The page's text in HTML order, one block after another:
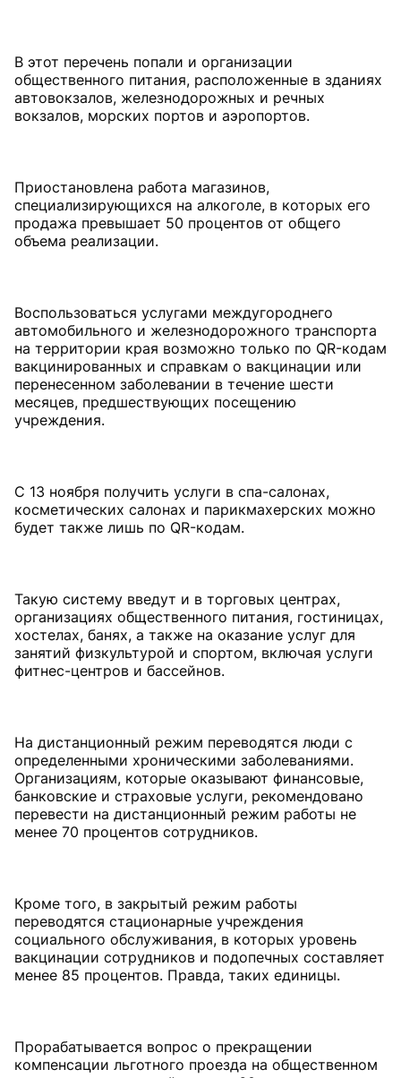
В этот перечень попали и организации
общественного питания, расположенные в зданиях
автовокзалов, железнодорожных и речных
вокзалов, морских портов и аэропортов.
Приостановлена работа магазинов,
специализирующихся на алкоголе, в которых его
продажа превышает 50 процентов от общего
объема реализации.
Воспользоваться услугами междугороднего
автомобильного и железнодорожного транспорта
на территории края возможно только по QR-кодам
вакцинированных и справкам о вакцинации или
перенесенном заболевании в течение шести
месяцев, предшествующих посещению
учреждения.
С 13 ноября получить услуги в спа-салонах,
косметических салонах и парикмахерских можно
будет также лишь по QR-кодам.
Такую систему введут и в торговых центрах,
организациях общественного питания, гостиницах,
хостелах, банях, а также на оказание услуг для
занятий физкультурой и спортом, включая услуги
фитнес-центров и бассейнов.
На дистанционный режим переводятся люди с
определенными хроническими заболеваниями.
Организациям, которые оказывают финансовые,
банковские и страховые услуги, рекомендовано
перевести на дистанционный режим работы не
менее 70 процентов сотрудников.
Кроме того, в закрытый режим работы
переводятся стационарные учреждения
социального обслуживания, в которых уровень
вакцинации сотрудников и подопечных составляет
менее 85 процентов. Правда, таких единицы.
Прорабатывается вопрос о прекращении
компенсации льготного проезда на общественном